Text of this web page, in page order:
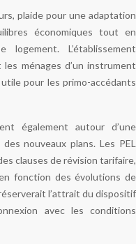
plaide pour une adaptation
économiques tout en
logement. L’établissement
les ménages d’un instrument
pour les primo-accédants
également autour d’une
nouveaux plans. Les PEL
clauses de révision tarifaire,
fonction des évolutions de
l’attrait du dispositif
avec les conditions